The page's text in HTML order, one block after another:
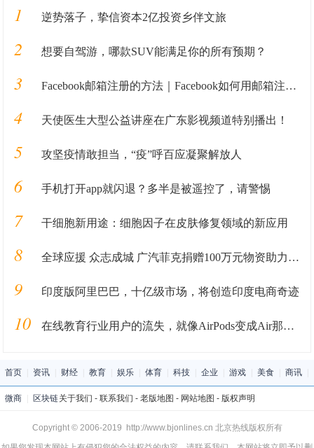
1 逆势落子，挚信资本2亿投资乡伴文旅
2 想要自驾游，哪款SUV能满足你的所有预期？
3 Facebook邮箱注册的方法｜Facebook如何用邮箱注册的教程全解析
4 天使医生大型公益讲座在广东影视频道特别播出！
5 攻坚疫情敢担当，“疫”呼百应凝聚解放人
6 手机打开app就闪退？多半是被遥控了，请警惕
7 干细胞新用途：细胞因子在皮肤修复领域的新应用
8 全球应援 众志成城 广汽菲克捐赠100万元物资助力抗“疫”
9 印度版阿里巴巴，十亿级市场，将创造印度电商奇迹
10 在线教育行业用户的流失，就像AirPods变成Air那样快
首页 资讯 财经 教育 娱乐 体育 科技 企业 游戏 美食 商讯
微商 区块链关于我们 - 联系我们 - 老版地图 - 网站地图 - 版权声明
Copyright © 2006-2019 http://www.bjonlines.cn 北京热线版权所有